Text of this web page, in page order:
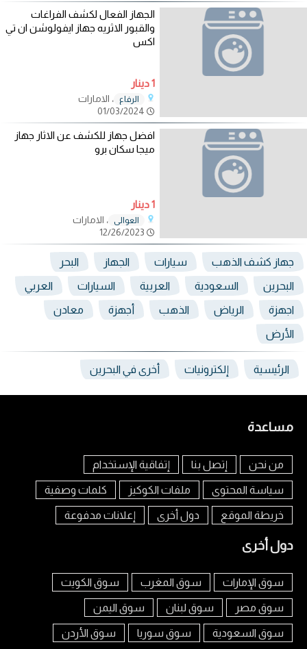
الجهاز الفعال لكشف الفراغات
والقبور الاثريه جهاز ايفولوشن ان تي
اكس
1 دينار
الرفاع
، الامارات
افضل جهاز للكشف عن الاثار جهاز
ميجا سكان برو
1 دينار
العوالي
، الامارات
جهاز كشف الذهب سيارات الجهاز البحر
البحرين السعودية العربية السيارات العربي
اجهزة الرياض الذهب أجهزة معادن
الأرض
الرئيسية إلكترونيات أخرى في البحرين
مساعدة
من نحن إتصل بنا إتفاقية الإستخدام
سياسة المحتوى ملفات الكوكيز كلمات وصفية
خريطة الموقع دول أخرى إعلانات مدفوعة
دول أخرى
سوق الإمارات سوق المغرب سوق الكويت
سوق مصر سوق لبنان سوق اليمن
سوق السعودية سوق سوريا سوق الأردن